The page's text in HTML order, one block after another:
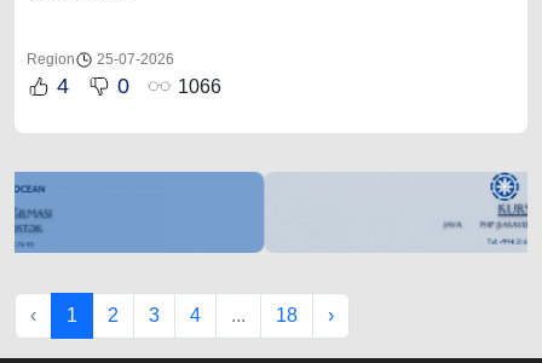
Region 25-07-2026
4 0 1066
‹ 1 2 3 4 ... 18 ›